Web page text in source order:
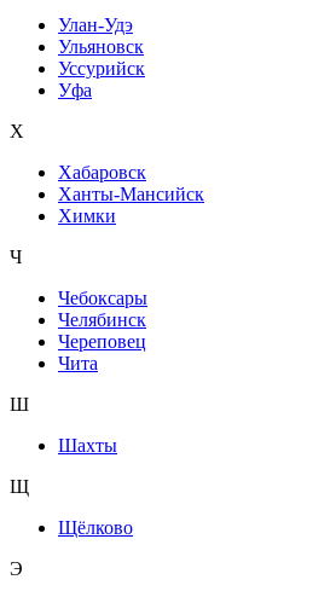
Улан-Удэ
Ульяновск
Уссурийск
Уфа
Х
Хабаровск
Ханты-Мансийск
Химки
Ч
Чебоксары
Челябинск
Череповец
Чита
Ш
Шахты
Щ
Щёлково
Э